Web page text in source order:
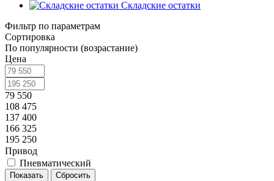
Складские остатки
Фильтр по параметрам
Сортировка
По популярности (возрастание)
Цена
79 550
108 475
137 400
166 325
195 250
Привод
Пневматический
Сбросить